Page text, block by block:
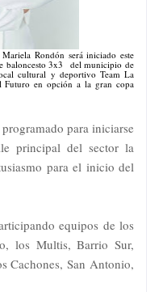
Rondón será iniciado este
baloncesto 3x3 del municipio de
cultural y deportivo Team La
en opción a la gran copa
para iniciarse
principal del sector la
para el inicio del
equipos de los
los Multis, Barrio Sur,
Cachones, San Antonio,